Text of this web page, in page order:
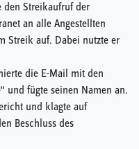
Streikaufruf der
an alle Angestellten
Streik auf. Dabei nutzte er
die E-Mail mit den
und fügte seinen Namen an.
und klagte auf
Beschluss des